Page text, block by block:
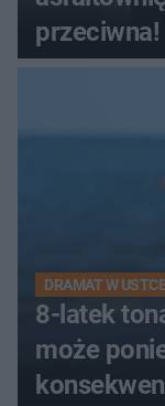
przeciwna!
DRAMAT W
8-latek
może